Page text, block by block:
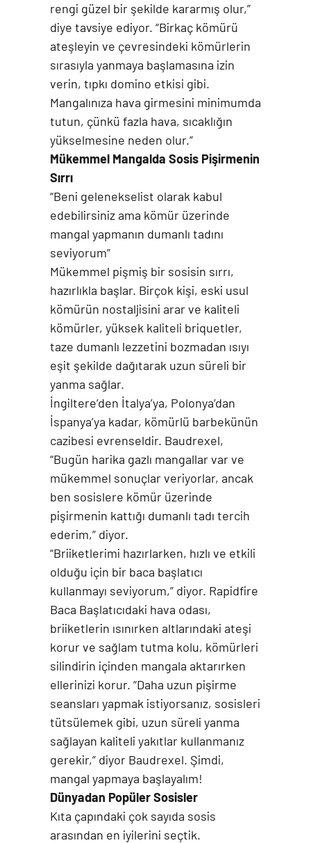
rengi güzel bir şekilde kararmış olur,”
diye tavsiye ediyor. “Birkaç kömürü
ateşleyin ve çevresindeki kömürlerin
sırasıyla yanmaya başlamasına izin
verin, tıpkı domino etkisi gibi.
Mangalınıza hava girmesini minimumda
tutun, çünkü fazla hava, sıcaklığın
yükselmesine neden olur.”
Mükemmel Mangalda Sosis Pişirmenin
Sırrı
“Beni gelenekselist olarak kabul
edebilirsiniz ama kömür üzerinde
mangal yapmanın dumanlı tadını
seviyorum”
Mükemmel pişmiş bir sosisin sırrı,
hazırlıkla başlar. Birçok kişi, eski usul
kömürün nostaljisini arar ve kaliteli
kömürler, yüksek kaliteli briquetler,
taze dumanlı lezzetini bozmadan ısıyı
eşit şekilde dağıtarak uzun süreli bir
yanma sağlar.
İngiltere’den İtalya’ya, Polonya’dan
İspanya’ya kadar, kömürlü barbekünün
cazibesi evrenseldir. Baudrexel,
“Bugün harika gazlı mangallar var ve
mükemmel sonuçlar veriyorlar, ancak
ben sosislere kömür üzerinde
pişirmenin kattığı dumanlı tadı tercih
ederim,” diyor.
“Briiketlerimi hazırlarken, hızlı ve etkili
olduğu için bir baca başlatıcı
kullanmayı seviyorum,” diyor. Rapidfire
Baca Başlatıcıdaki hava odası,
briiketlerin ısınırken altlarındaki ateşi
korur ve sağlam tutma kolu, kömürleri
silindirin içinden mangala aktarırken
ellerinizi korur. “Daha uzun pişirme
seansları yapmak istiyorsanız, sosisleri
tütsülemek gibi, uzun süreli yanma
sağlayan kaliteli yakıtlar kullanmanız
gerekir,” diyor Baudrexel. Şimdi,
mangal yapmaya başlayalım!
Dünyadan Popüler Sosisler
Kıta çapındaki çok sayıda sosis
arasından en iyilerini seçtik.